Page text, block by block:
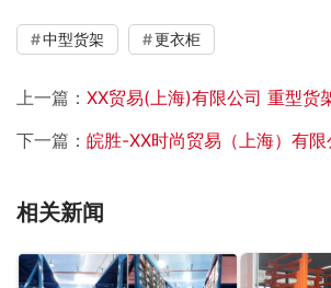
中型货架 更衣柜
上一篇： XX贸易(上海)有限公司 重型货
下一篇： 皖胜-XX时尚贸易（上海）有限公司
相关新闻